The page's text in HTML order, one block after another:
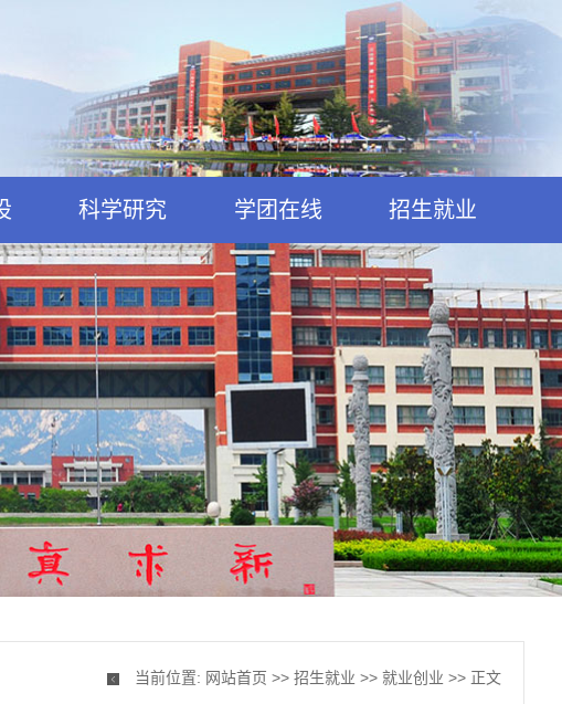
科学研究 学团在线 招生就业
当前位置: 网站首页 >>招生就业 >>就业创业 >> 正文